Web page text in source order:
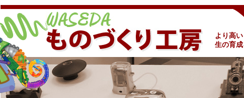
より高
生の育